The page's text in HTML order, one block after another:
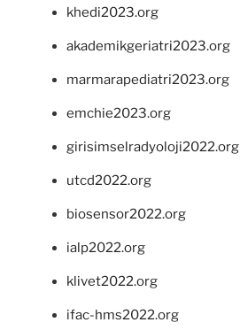
khedi2023.org
akademikgeriatri2023.org
marmarapediatri2023.org
emchie2023.org
girisimselradyoloji2022.org
utcd2022.org
biosensor2022.org
ialp2022.org
klivet2022.org
ifac-hms2022.org